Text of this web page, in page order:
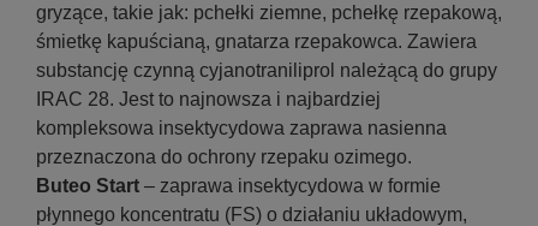
gryzące, takie jak: pchełki ziemne, pchełkę rzepakową,
śmietkę kapuścianą, gnatarza rzepakowca. Zawiera
substancję czynną cyjanotraniliprol należącą do grupy
IRAC 28. Jest to najnowsza i najbardziej
kompleksowa insektycydowa zaprawa nasienna
przeznaczona do ochrony rzepaku ozimego.
Buteo Start – zaprawa insektycydowa w formie
płynnego koncentratu (FS) o działaniu układowym,